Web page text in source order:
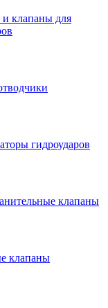
клапаны для
гидроударов
клапаны
клапаны